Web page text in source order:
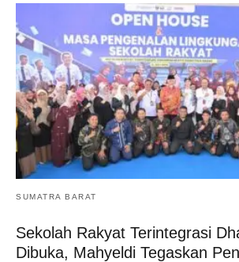
SUMATRA BARAT
Sekolah Rakyat Terintegrasi
Dibuka, Mahyeldi Tegaskan